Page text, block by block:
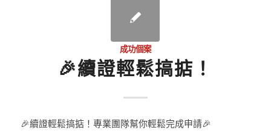
成功個案
🎉續證輕鬆搞掂！
🎉續證輕鬆搞掂！專業團隊幫你輕鬆完成申請🎉